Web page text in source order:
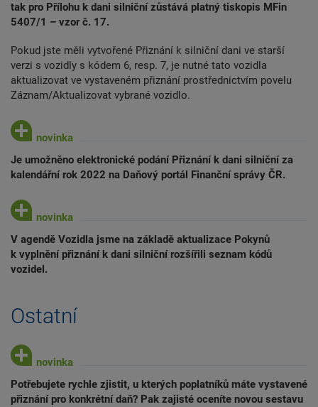
tak pro Přílohu k dani silniční zůstává platný tiskopis MFin
5407/1 – vzor č. 17.
Pokud jste měli vytvořené Přiznání k silniční dani ve starší
verzi s vozidly s kódem 6, resp. 7, je nutné tato vozidla
aktualizovat ve vystaveném přiznání prostřednictvím povelu
Záznam/Aktualizovat vybrané vozidlo.
Je umožněno elektronické podání Přiznání k dani silniční za
kalendářní rok 2022 na Daňový portál Finanční správy ČR.
V agendě Vozidla jsme na základě aktualizace Pokynů
k vyplnění přiznání k dani silniční rozšířili seznam kódů
vozidel.
Ostatní
Potřebujete rychle zjistit, u kterých poplatníků máte vystavené
přiznání pro konkrétní daň? Pak zajisté oceníte novou sestavu